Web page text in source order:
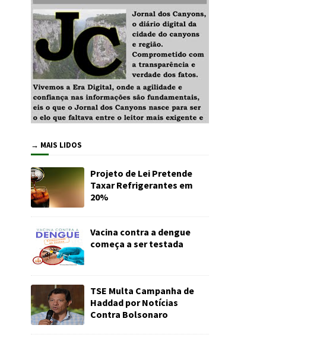
→ MAIS LIDOS
Projeto de Lei Pretende
Taxar Refrigerantes em
20%
Vacina contra a dengue
começa a ser testada
TSE Multa Campanha de
Haddad por Notícias
Contra Bolsonaro